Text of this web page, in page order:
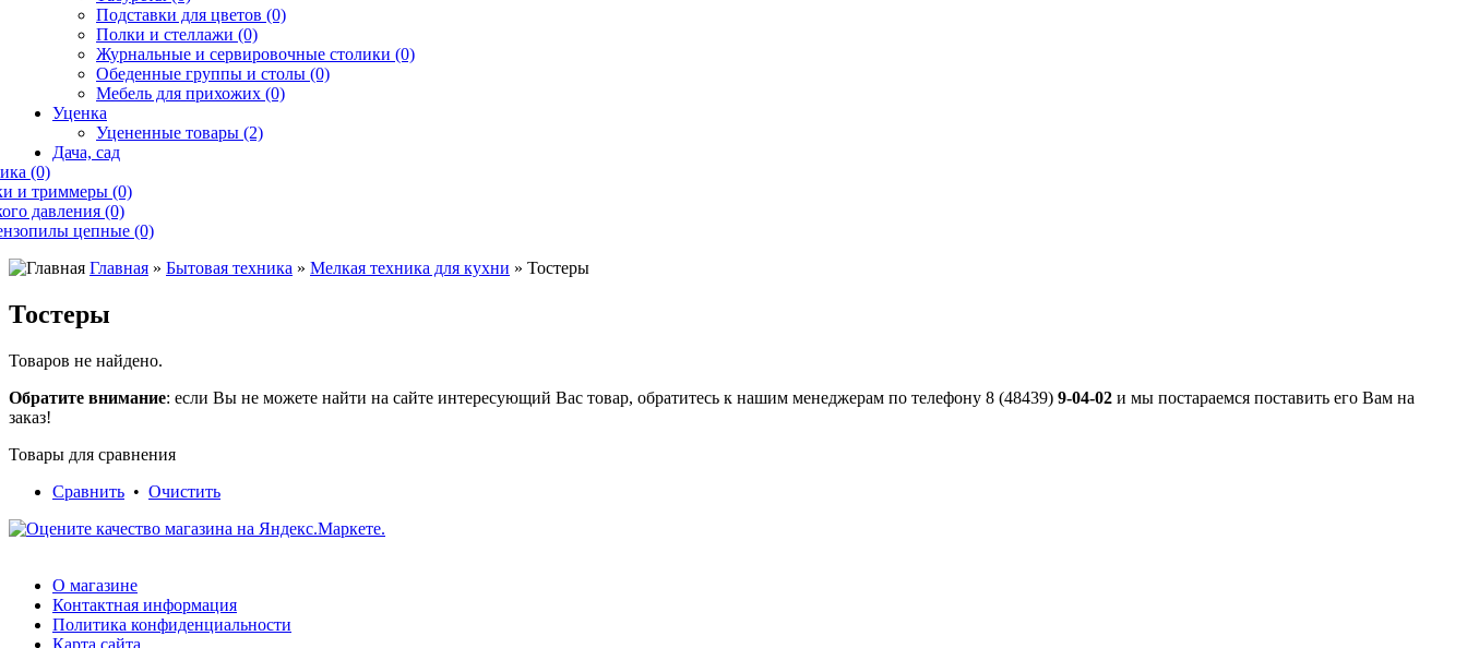
Подставки для цветов (0)
Полки и стеллажи (0)
Журнальные и сервировочные столики (0)
Обеденные группы и столы (0)
Мебель для прихожих (0)
Уценка
Уцененные товары (2)
Дача, сад
(0)
и триммеры (0)
давления (0)
цепные (0)
Главная » Бытовая техника » Мелкая техника для кухни » Тостеры
Тостеры
Товаров не найдено.
Обратите внимание: если Вы не можете найти на сайте интересующий Вас товар, обратитесь к нашим менеджерам по телефону 8 (48439) 9-04-02 и мы постараемся поставить его Вам на
заказ!
Товары для сравнения
Сравнить • Очистить
О магазине
Контактная информация
Политика конфиденциальности
Карта сайта